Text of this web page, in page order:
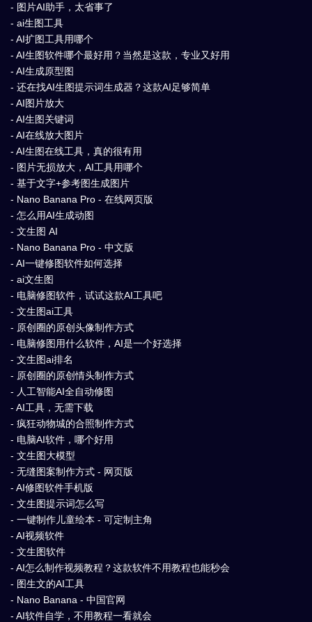
- 图片AI助手，太省事了
- ai生图工具
- AI扩图工具用哪个
- AI生图软件哪个最好用？当然是这款，专业又好用
- AI生成原型图
- 还在找AI生图提示词生成器？这款AI足够简单
- AI图片放大
- AI生图关键词
- AI在线放大图片
- AI生图在线工具，真的很有用
- 图片无损放大，AI工具用哪个
- 基于文字+参考图生成图片
- Nano Banana Pro - 在线网页版
- 怎么用AI生成动图
- 文生图 AI
- Nano Banana Pro - 中文版
- AI一键修图软件如何选择
- ai文生图
- 电脑修图软件，试试这款AI工具吧
- 文生图ai工具
- 原创圈的原创头像制作方式
- 电脑修图用什么软件，AI是一个好选择
- 文生图ai排名
- 原创圈的原创情头制作方式
- 人工智能AI全自动修图
- AI工具，无需下载
- 疯狂动物城的合照制作方式
- 电脑AI软件，哪个好用
- 文生图大模型
- 无缝图案制作方式 - 网页版
- AI修图软件手机版
- 文生图提示词怎么写
- 一键制作儿童绘本 - 可定制主角
- AI视频软件
- 文生图软件
- AI怎么制作视频教程？这款软件不用教程也能秒会
- 图生文的AI工具
- Nano Banana - 中国官网
- AI软件自学，不用教程一看就会